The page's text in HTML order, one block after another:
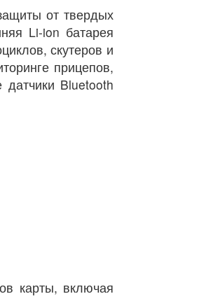
от твердых
Li-ion батарея
скутеров и
прицепов,
Bluetooth
карты, включая